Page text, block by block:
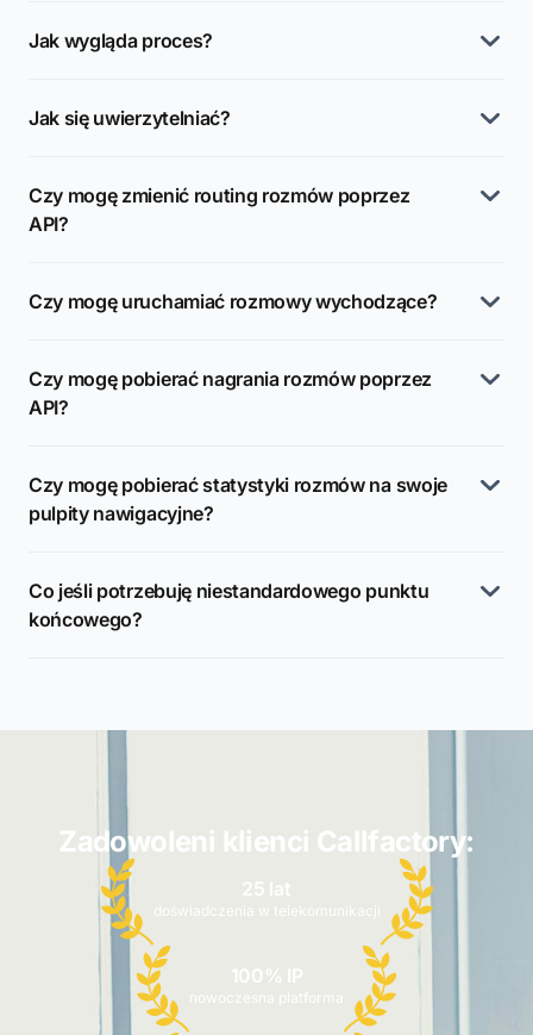
Jak wygląda proces?
Jak się uwierzytelniać?
Czy mogę zmienić routing rozmów poprzez
API?
Czy mogę uruchamiać rozmowy wychodzące?
Czy mogę pobierać nagrania rozmów poprzez
API?
Czy mogę pobierać statystyki rozmów na swoje
pulpity nawigacyjne?
Co jeśli potrzebuję niestandardowego punktu
końcowego?
Zadowoleni klienci Callfactory:
25 lat
doświadczenia w telekomunikacji
100% IP
nowoczesna platforma